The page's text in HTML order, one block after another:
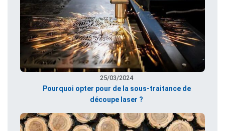
25/03/2024
Pourquoi opter pour de la sous-traitance de
découpe laser ?